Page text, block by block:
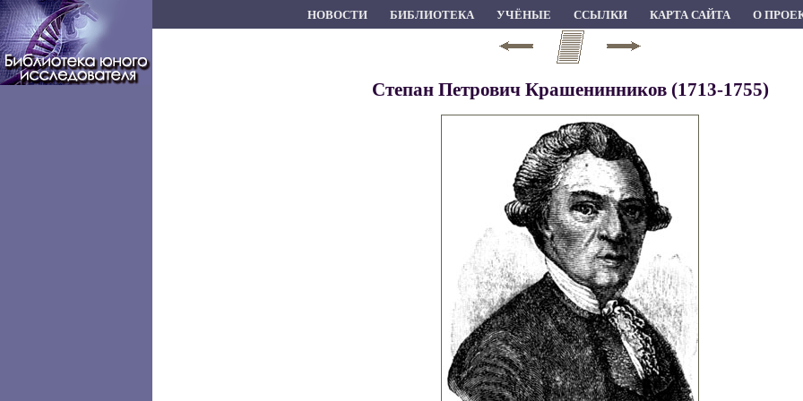
НОВОСТИ БИБЛИОТЕКА УЧЁНЫЕ ССЫЛКИ КАРТА САЙТА О
Степан Петрович Крашенинников (1713-1755)